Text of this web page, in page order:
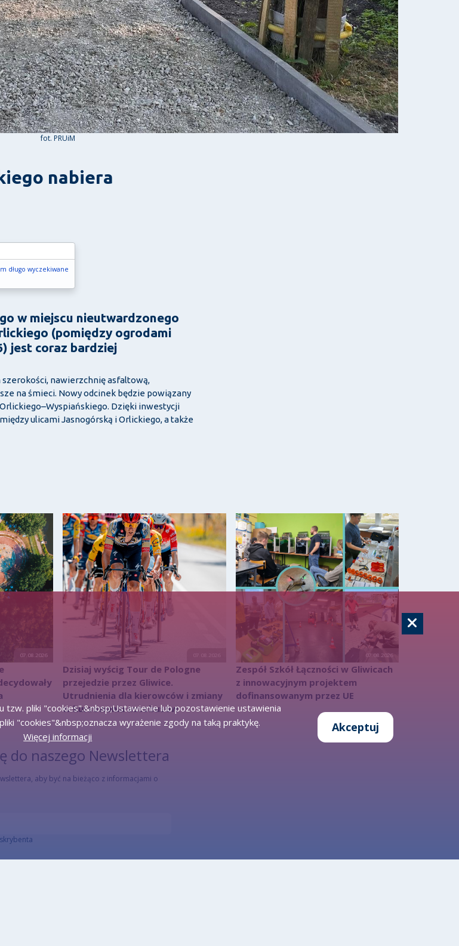
fot. PRUiM
nabiera
długo wyczekiwane
w miejscu nieutwardzonego
(pomiędzy ogrodami
jest coraz bardziej
nawierzchnię asfaltową,
na śmieci. Nowy odcinek będzie powiązany
Dzięki inwestycji
ulicami Jasnogórską i Orlickiego, a także
07.08.2026
Dzisiaj wyścig Tour de Pologne
przejedzie przez Gliwice.
Utrudnienia dla kierowców i zmiany
w kursowaniu autobusów
07.08.2026
Zespół Szkół Łączności w Gliwicach
z innowacyjnym projektem
dofinansowanym przez UE
do naszego Newslettera
aby być na bieżąco z informacjami o
tzw. pliki "cookies".&nbsp;Ustawienie lub pozostawienie ustawienia
"cookies"&nbsp;oznacza wyrażenie zgody na taką praktykę.
Więcej informacji
Akceptuj